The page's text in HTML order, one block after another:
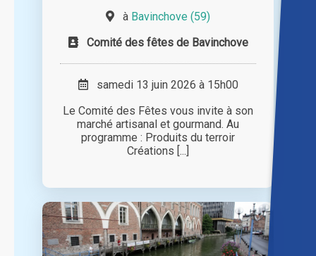
à Bavinchove (59)
Comité des fêtes de Bavinchove
samedi 13 juin 2026 à 15h00
Le Comité des Fêtes vous invite à son
marché artisanal et gourmand. Au
programme : Produits du terroir
Créations [...]